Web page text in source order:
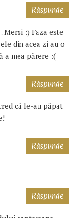
:) Faza este
din acea zi au o
a mea părere :(
Răspunde
că le-au păpat
Răspunde
Răspunde
Răspunde